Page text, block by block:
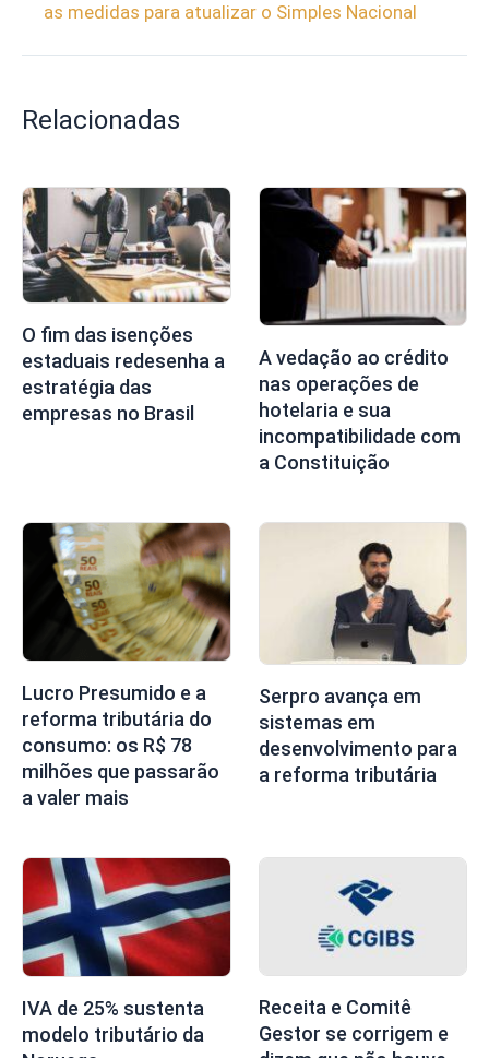
as medidas para atualizar o Simples Nacional
Relacionadas
O fim das isenções
estaduais redesenha a
estratégia das
empresas no Brasil
A vedação ao crédito
nas operações de
hotelaria e sua
incompatibilidade com
a Constituição
Lucro Presumido e a
reforma tributária do
consumo: os R$ 78
milhões que passarão
a valer mais
Serpro avança em
sistemas em
desenvolvimento para
a reforma tributária
IVA de 25% sustenta
modelo tributário da
Receita e Comitê
Gestor se corrigem e